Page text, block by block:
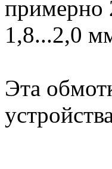
примерно
1,8...2,0
Эта